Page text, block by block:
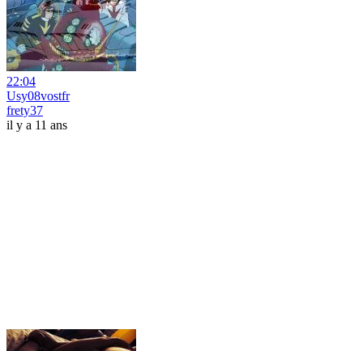
22:04
Usy08vostfr
frety37
il y a 11 ans